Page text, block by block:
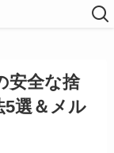
安全な捨
5選＆メル